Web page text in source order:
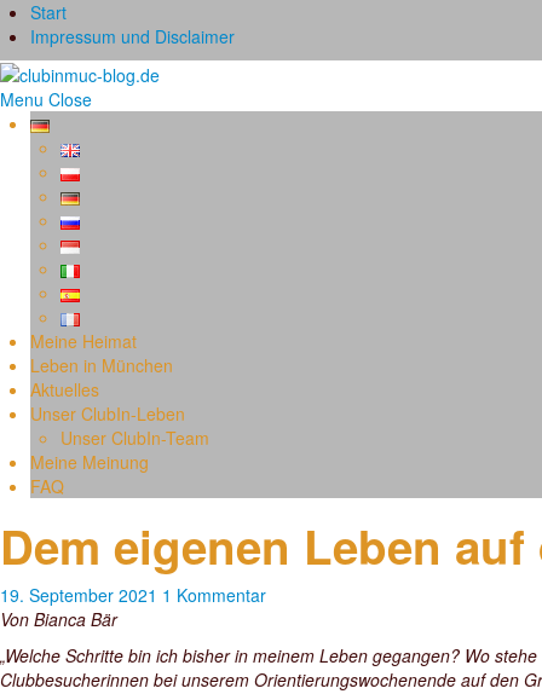
Start
Impressum und Disclaimer
Menu Close
Meine Heimat
Leben in München
Aktuelles
Unser ClubIn-Leben
Unser ClubIn-Team
Meine Meinung
FAQ
Dem eigenen Leben
19. September 2021 1 Kommentar
Von Bianca Bär
„Welche Schritte bin ich bisher in meinem Leben gegangen? Wo
Clubbesucherinnen bei unserem Orientierungswochenende auf den